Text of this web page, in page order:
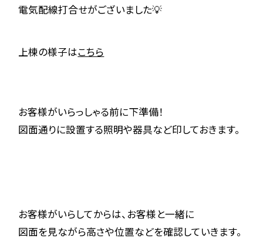
電気配線打合せがございました💡
上棟の様子はこちら
お客様がいらっしゃる前に下準備！
図面通りに設置する照明や器具など印しておきます。
お客様がいらしてからは、お客様と一緒に
図面を見ながら高さや位置などを確認していきます。